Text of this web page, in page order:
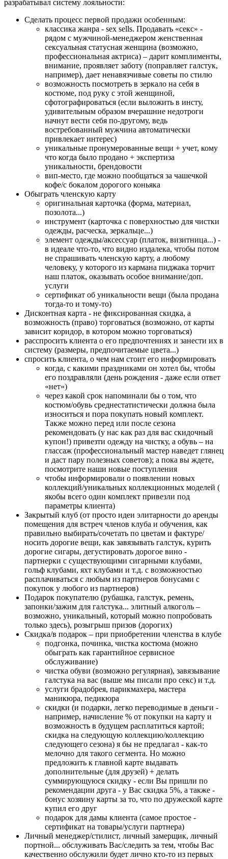
разрабатывал систему лояльности:
Сделать процесс первой продажи особенным:
классика жанра - sex sells. Продавать «секс» -
рядом с мужчиной-менеджером женственная
сексуальная статусная женщина (возможно,
профессиональная актриса) – дарит комплименты,
внимание, проявляет заботу (поправляет галстук,
например), дает ненавязчивые советы по стилю
возможность посмотреть в зеркало на себя в
костюме, под руку с этой женщиной,
сфотографироваться (если выложить в инсту,
удивительным образом вчерашние недотроги
начнут вести себя по-другому, ведь
востребованный мужчина автоматически
привлекает интерес)
уникальные пронумерованные вещи + учет, кому
что когда было продано + экспертиза
уникальности, брендовости
вип-место, где можно пообщаться за чашечкой
кофе/с бокалом дорогого коньяка
Обыграть членскую карту
оригинальная карточка (форма, материал,
позолота...)
инструмент (карточка с поверхностью для чистки
одежды, расческа, зеркальце...)
элемент одежды/аксессуар (платок, визитница...) -
в идеале что-то, что видно издалека, чтобы потом
не спрашивать членскую карту, а любому
человеку, у которого из кармана пиджака торчит
наш платок, оказывать особое внимание/доп.
услуги
сертификат об уникальности вещи (была продана
тогда-то и тому-то)
Дисконтная карта - не фиксированная скидка, а
возможность (право) торговаться (возможно, от карты
зависит коридор, в котором можно торговаться)
расспросить клиента о его предпочтениях и занести их в
систему (размеры, предпочитаемые цвета...)
спросить клиента, о чем нам стоит его информировать
когда, с какими праздниками он хотел бы, чтобы
его поздравляли (день рождения - даже если ответ
«нет»)
через какой срок напоминали бы о том, что
костюм/обувь среднестатистически должна была
износиться и пора покупать новый комплект.
Также можно перед или после сезона
рекомендовать (у нас как раз для вас скидочный
купон!) привезти одежду на чистку, а обувь – на
глассаж (профессиональный мастер наведет глянец
и даст пару полезных советов); а пока вы ждете,
посмотрите наши новые поступления
чтобы информировали о появлении новых
коллекций/уникальных коллекционных моделей (
якобы всего один комплект привезли под
параметры клиента)
Закрытый клуб (от просто идеи элитарности до аренды
помещения для встреч членов клуба и обучения, как
правильно выбирать/сочетать по цветам и фактуре/
носить дорогие вещи, как завязывать галстук, курить
дорогие сигары, дегустировать дорогое вино -
партнерки с существующими сигарными клубами,
гольф клубами, яхт клубами и т.д. с возможностью
расплачиваться с любым из партнеров бонусами с
покупок у любого из партнеров)
Подарок покупателю (рубашка, галстук, ремень,
запонки/зажим для галстука... элитный алкоголь –
возможно, уникальный, который можно попробовать
только здесь), розыгрыш призов (дорогих)
Скидка/в подарок – при приобретении членства в клубе
подгонка, починка, чистка костюма (можно
обыграть как гарантийное сервисное
обслуживание)
чистка обуви (возможно регулярная), завязывание
галстука на вас (выше мы писали про секс) и т.д.
услуги брадобрея, парикмахера, мастера
маникюра, педикюра
скидки (и подарки, легко переводимые в деньги -
например, начисление % от покупки на карту и
возможность в будущем расплатиться картой;
скидка на следующую коллекцию/коллекцию
следующего сезона) я бы не предлагал - как-то
мелочно для такого сегмента. Но можно
предложить к главной карте выдавать
дополнительные (для друзей) + делать
суммирующуюся скидку - если Вы пришли по
рекомендации друга - у Вас скидка 5%, а также -
бонус хозяину карты за то, что по дружеской карте
купил его друг
подарок для дамы клиента (самое простое -
сертификат на товары/услуги партнера)
Личный менеджер/стилист, личный замерщик, личный
портной... обслуживать Вас/следить за тем, чтобы Вас
качественно обслужили будет лично кто-то из первых